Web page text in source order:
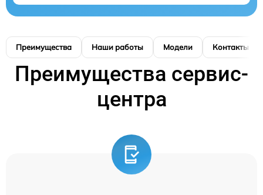
Преимущества Наши работы Модели Контакты
Преимущества сервис-
центра